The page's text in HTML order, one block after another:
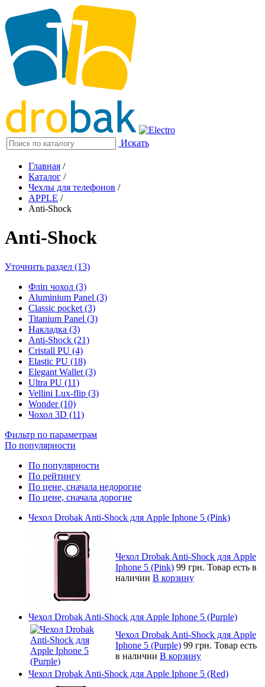
Искать
Главная /
Каталог /
Чехлы для телефонов /
APPLE /
Anti-Shock
Anti-Shock
Уточнить раздел (13)
Фліп чохол (3)
Aluminium Panel (3)
Classic pocket (3)
Titanium Panel (3)
Накладка (3)
Anti-Shock (21)
Cristall PU (4)
Elastic PU (18)
Elegant Wallet (3)
Ultra PU (11)
Vellini Lux-flip (3)
Wonder (10)
Чохол 3D (11)
Фильтр по параметрам
По популярности
По популярности
По рейтингу
По цене, сначала недорогие
По цене, сначала дорогие
Чехол Drobak Anti-Shock для Apple Iphone 5 (Pink)
Чехол Drobak Anti-Shock для Apple
Iphone 5 (Pink) 99 грн. Товар есть в
наличии В корзину
Чехол Drobak Anti-Shock для Apple Iphone 5 (Purple)
Чехол Drobak Anti-Shock для Apple
Iphone 5 (Purple) 99 грн. Товар есть
в наличии В корзину
Чехол Drobak Anti-Shock для Apple Iphone 5 (Red)